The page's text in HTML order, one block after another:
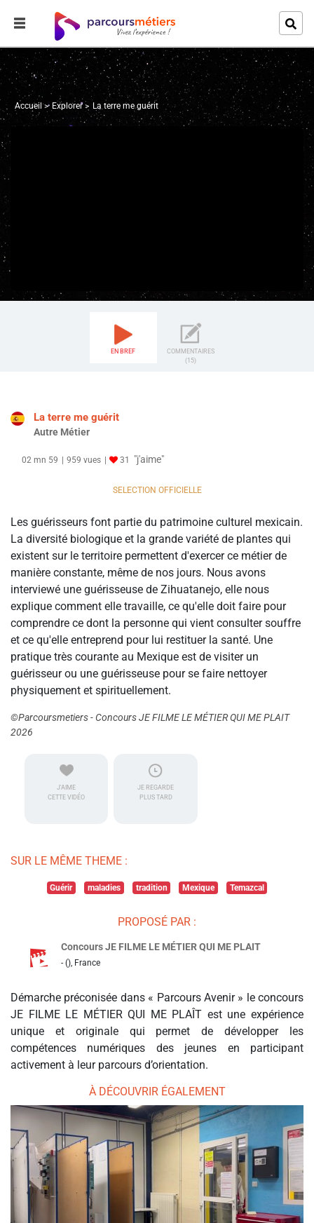
Accueil Explorer La terre me guérit
EN BREF
COMMENTAIRES
(15)
La terre me guérit
Autre Métier
02 mn 59 959 vues 31 "j'aime"
SELECTION OFFICIELLE
Les guérisseurs font partie du patrimoine culturel mexicain.
La diversité biologique et la grande variété de plantes qui
existent sur le territoire permettent d'exercer ce métier de
manière constante, même de nos jours. Nous avons
interviewé une guérisseuse de Zihuatanejo, elle nous
explique comment elle travaille, ce qu'elle doit faire pour
comprendre ce dont la personne qui vient consulter souffre
et ce qu'elle entreprend pour lui restituer la santé. Une
pratique très courante au Mexique est de visiter un
guérisseur ou une guérisseuse pour se faire nettoyer
physiquement et spirituellement.
©Parcoursmetiers - Concours JE FILME LE MÉTIER QUI ME PLAIT
2026
J'AIME
CETTE VIDÉO
JE REGARDE
PLUS TARD
SUR LE MÊME THEME :
Guérir maladies tradition Mexique Temazcal
PROPOSÉ PAR :
Concours JE FILME LE MÉTIER QUI ME PLAIT
- (), France
Démarche préconisée dans « Parcours Avenir » le concours
JE FILME LE MÉTIER QUI ME PLAÎT est une expérience
unique et originale qui permet de développer les
compétences numériques des jeunes en participant
activement à leur parcours d’orientation.
À DÉCOUVRIR ÉGALEMENT